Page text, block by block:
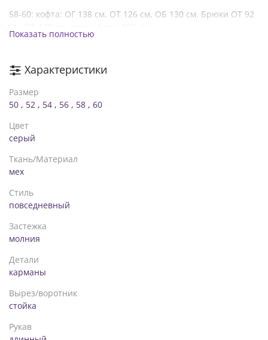
58-60: кофта: ОГ 138 см, ОТ 126 см, ОБ 130 см. Брюки ОТ 92
Показать полностью
Характеристики
Размер
50 , 52 , 54 , 56 , 58 , 60
Цвет
серый
Ткань/Материал
мех
Стиль
повседневный
Застежка
молния
Детали
карманы
Вырез/воротник
стойка
Рукав